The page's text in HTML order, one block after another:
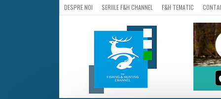
DESPRE NOI SERIILE F&H CHANNEL F&H TEMATIC